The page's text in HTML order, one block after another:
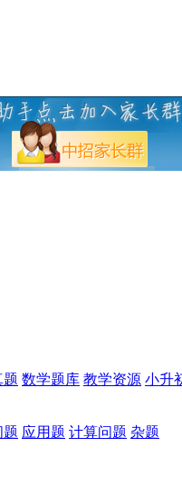
题 数学题库 教学资源 小升
题 应用题 计算问题 杂题